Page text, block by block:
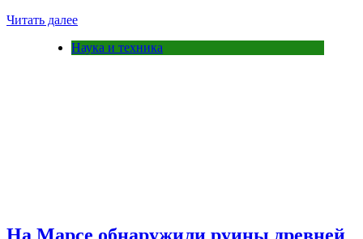
Читать далее
Наука и техника
На Марсе обнаружили руины древней